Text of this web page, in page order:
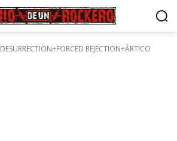
DESURRECTION+FORCED REJECTION+ÁRTICO